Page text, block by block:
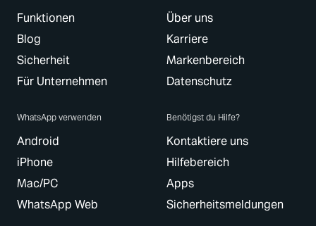
Funktionen
Blog
Sicherheit
Für Unternehmen
Über uns
Karriere
Markenbereich
Datenschutz
WhatsApp verwenden
Android
iPhone
Mac/PC
WhatsApp Web
Benötigst du Hilfe?
Kontaktiere uns
Hilfebereich
Apps
Sicherheitsmeldungen